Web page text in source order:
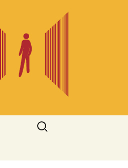
Suchen
nach: